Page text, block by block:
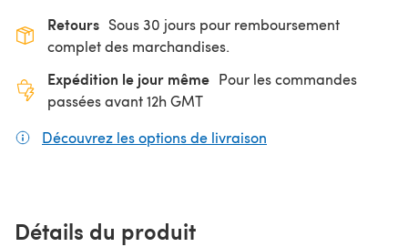
Retours Sous 30 jours pour remboursement
complet des marchandises.
Expédition le jour même Pour les commandes
passées avant 12h GMT
Découvrez les options de livraison
Détails du produit